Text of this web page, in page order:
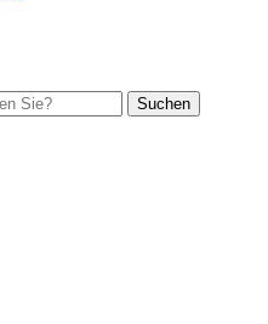
Suchen